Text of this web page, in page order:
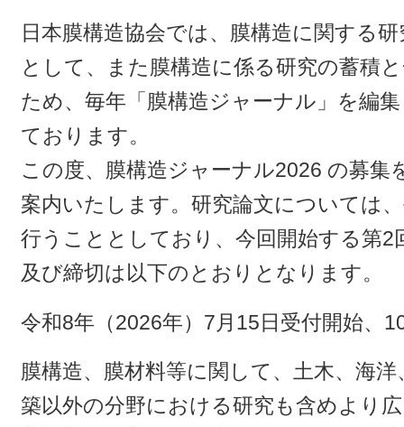
日本膜構造協会では、膜構造に関する
として、また膜構造に係る研究の蓄積
ため、毎年「膜構造ジャーナル」を編
ております。
この度、膜構造ジャーナル2026 の募集
案内いたします。研究論文については
行うこととしており、今回開始する第2
及び締切は以下のとおりとなります。
令和8年（2026年）7月15日受付開始、
膜構造、膜材料等に関して、土木、海
築以外の分野における研究も含めより